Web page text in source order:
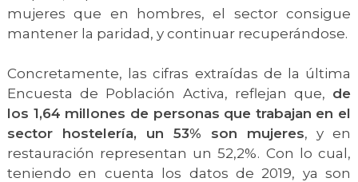
mujeres que en hombres, el sector consigue
mantener la paridad, y continuar recuperándose.
Concretamente, las cifras extraídas de la última
Encuesta de Población Activa, reflejan que, de
los 1,64 millones de personas que trabajan en el
sector hostelería, un 53% son mujeres, y en
restauración representan un 52,2%. Con lo cual,
teniendo en cuenta los datos de 2019, ya son